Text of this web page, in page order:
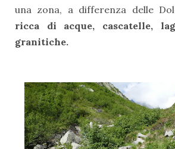
una zona, a differenza delle
ricca di acque, cascatelle,
granitiche.